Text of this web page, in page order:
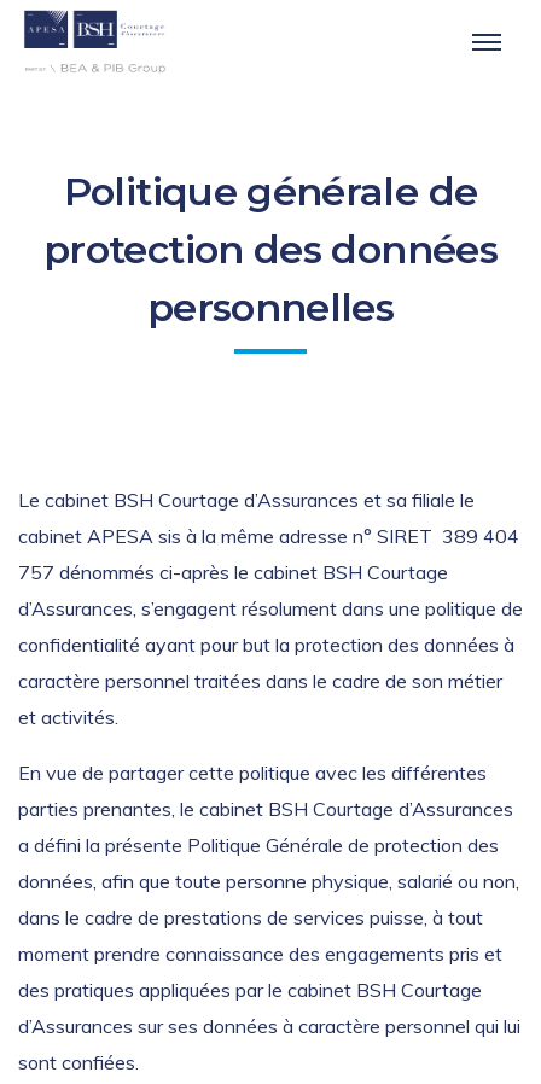
Politique générale de
protection des données
personnelles
Le cabinet BSH Courtage d’Assurances et sa filiale le
cabinet APESA sis à la même adresse n° SIRET 389 404
757 dénommés ci-après le cabinet BSH Courtage
d’Assurances, s’engagent résolument dans une politique de
confidentialité ayant pour but la protection des données à
caractère personnel traitées dans le cadre de son métier
et activités.
En vue de partager cette politique avec les différentes
parties prenantes, le cabinet BSH Courtage d’Assurances
a défini la présente Politique Générale de protection des
données, afin que toute personne physique, salarié ou non,
dans le cadre de prestations de services puisse, à tout
moment prendre connaissance des engagements pris et
des pratiques appliquées par le cabinet BSH Courtage
d’Assurances sur ses données à caractère personnel qui lui
sont confiées.